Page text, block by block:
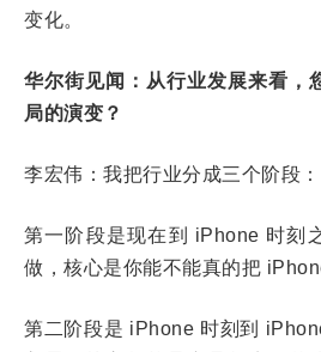
变化。
华尔街见闻：从行业发展来看，
局的演变？
李宏伟：我把行业分成三个阶段：
第一阶段是现在到 iPhone 时刻
做，核心是你能不能真的把
第二阶段是 iPhone 时刻到